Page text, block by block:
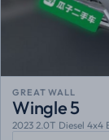
GREAT WALL
Wingle 5
2023 2.0T Diesel 4x4